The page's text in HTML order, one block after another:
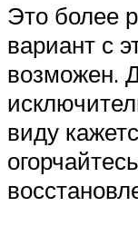
Это более
вариант с
возможен.
виду